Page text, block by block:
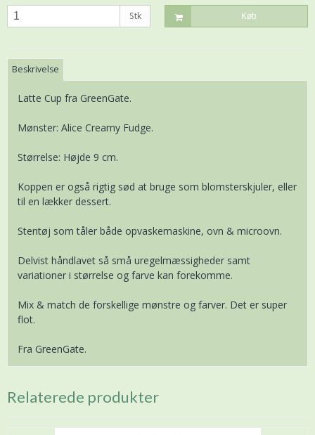
Stk Køb
Beskrivelse
Latte Cup fra GreenGate.
Mønster: Alice Creamy Fudge.
Størrelse: Højde 9 cm.
Koppen er også rigtig sød at bruge som blomsterskjuler, eller
til en lækker dessert.
Stentøj som tåler både opvaskemaskine, ovn & microovn.
Delvist håndlavet så små uregelmæssigheder samt
variationer i størrelse og farve kan forekomme.
Mix & match de forskellige mønstre og farver. Det er super
flot.
Fra GreenGate.
Relaterede produkter